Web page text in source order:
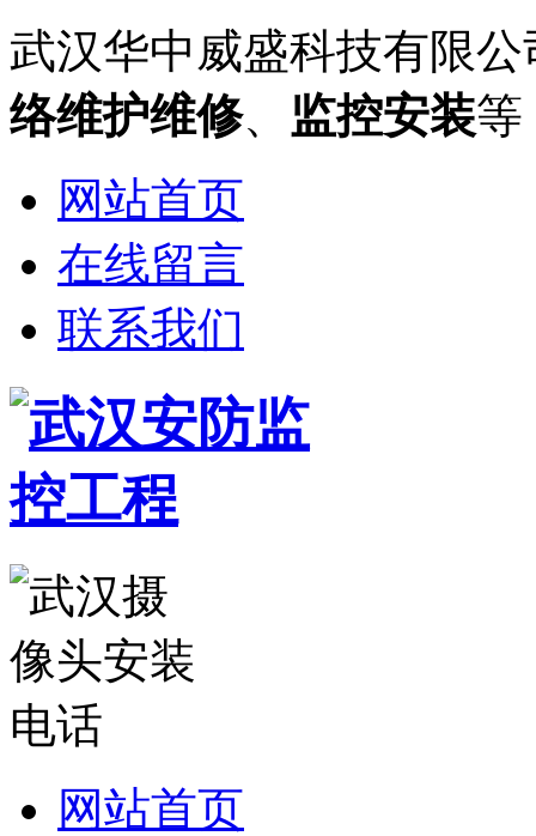
武汉华中威盛科技有限公
络维护维修、 监控安装等
网站首页
在线留言
联系我们
网站首页